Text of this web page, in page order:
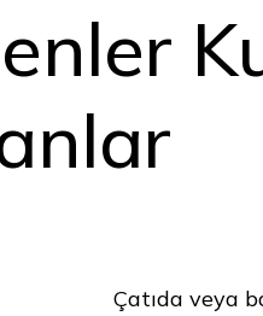
Çatıda veya